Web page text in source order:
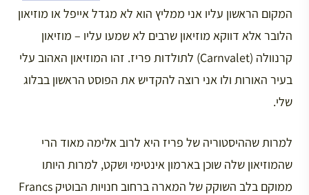
המקום הראשון עליו אני ממליץ הוא לא מגדל אייפל או מוזיאון
הלובר אלא דווקא מוזיאון שרבים לא שמעו עליו – מוזיאון
קרנוולה (Carnvalet) לתולדות פריז. זהו המוזיאון האהוב עלי
בעיר האורות ולו אני רוצה להקדיש את הפוסט הראשון בבלוג
שלי.
למרות שההיסטוריה של פריז היא לרוב אלימה מאוד הרי
שהמוזיאון שלה שוכן בארמון אינטימי ושקט, למרות היותו
ממוקם בלב השוקק של המארה ברחוב חנויות הבוטיק Francs